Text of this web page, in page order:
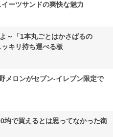
ーツサンドの爽快な魅力
～「1本丸ごとはかさばるの
キリ持ち運べる板
ロンがセブン‐イレブン限定で
で買えるとは思ってなかった衛